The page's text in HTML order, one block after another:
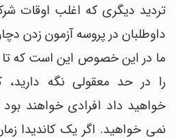
تردید دیگری که اغلب اوقات
داوطلبان در پروسه آزمون زدن
ما در این خصوص این است که تا
را در حد معقولی نگه دارید،
خواهید داد افرادی خواهند
نمی خواهید. اگر یک کاندیدا